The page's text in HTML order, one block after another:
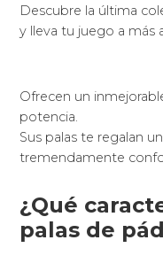
Descubre la última
y lleva tu juego a más
Ofrecen un
potencia.
Sus palas te regalan
tremendamente
¿Qué
palas de